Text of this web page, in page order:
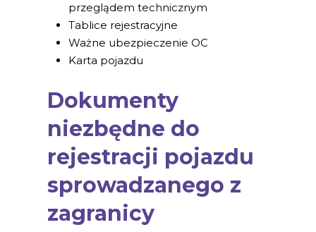
przeglądem technicznym
Tablice rejestracyjne
Ważne ubezpieczenie OC
Karta pojazdu
Dokumenty
niezbędne do
rejestracji pojazdu
sprowadzanego z
zagranicy